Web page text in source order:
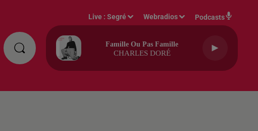
Live :Segré Webradios Podcasts
Famille Ou Pas Famille
CHARLES DORÉ